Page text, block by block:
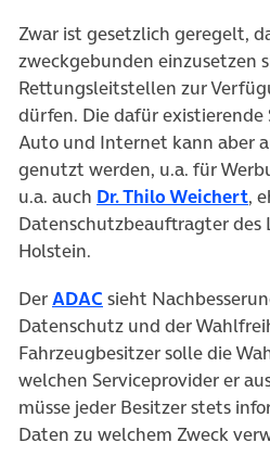
Zwar ist gesetzlich geregelt,
zweckgebunden einzusetzen
Rettungsleitstellen zur
dürfen. Die dafür
Auto und Internet kann aber
genutzt werden, u.a. für
u.a. auch Dr. Thilo Weichert,
Datenschutzbeauftragter des
Holstein.
DerADAC (öffnet in neuem
sieht
Datenschutz und der
Fahrzeugbesitzer solle die
welchen Serviceprovider er
müsse jeder Besitzer stets
Daten zu welchem Zweck